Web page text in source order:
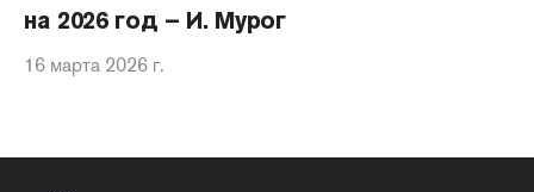
на 2026 год – И. Мурог
16 марта 2026 г.